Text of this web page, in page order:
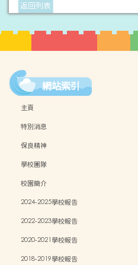
返回列表
網站索引
主頁
特別消息
保良精神
學校團隊
校園簡介
2024-2025學校報告
2022-2023學校報告
2020-2021學校報告
2018-2019學校報告